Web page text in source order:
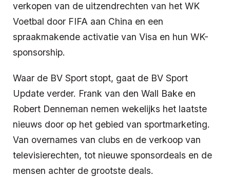
verkopen van de uitzendrechten van het WK
Voetbal door FIFA aan China en een
spraakmakende activatie van Visa en hun WK-
sponsorship.
Waar de BV Sport stopt, gaat de BV Sport
Update verder. Frank van den Wall Bake en
Robert Denneman nemen wekelijks het laatste
nieuws door op het gebied van sportmarketing.
Van overnames van clubs en de verkoop van
televisierechten, tot nieuwe sponsordeals en de
mensen achter de grootste deals.